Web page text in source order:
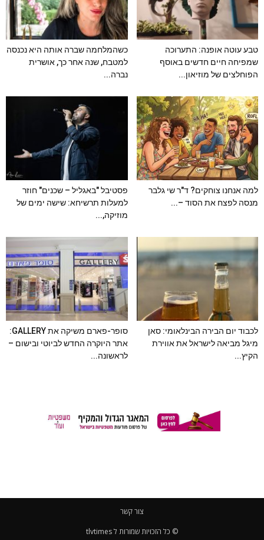
טבע עוטה אופנה: התערוכה
שמפיחה חיים חדשים באוסף
הפוחלצים של מוזיאון...
כשהמלחמה שברה אותה היא נכנסה
למטבח, שנה אחר כך, אושרית
נברה...
למה אנחנו צוחקים? ד"ר שי גלבר
מנסה לפצח את הסוד –...
פסטיבל "באגליל – שכנים" חוזר
למעלות תרשיחא: שישה ימים של
מוזיקה,...
לכבוד יום הבירה הבינלאומי: סאן
מיגל מביאה לישראל את אווירת
הקיץ...
סופר-פארם משיקה את GALLERY:
אתר היוקרה החדש לביוטי ובישום –
לראשונה...
צור קשר
© כל הזכויות שמורות ל tlvtimes